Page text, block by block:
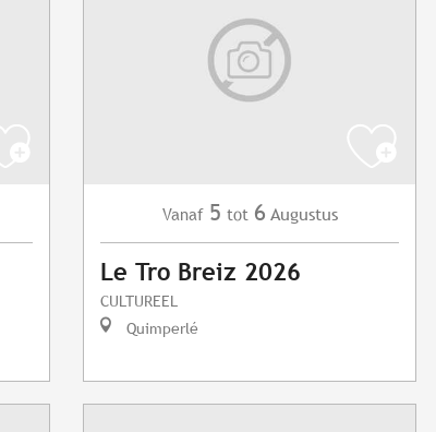
Vanaf 5 tot 6 Augustus
Le Tro Breiz 2026
CULTUREEL
Quimperlé